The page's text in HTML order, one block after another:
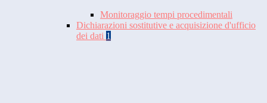
Monitoraggio tempi procedimentali
Dichiarazioni sostitutive e acquisizione d'ufficio
dei dati 1